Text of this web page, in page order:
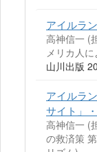
アイルラ
高神信一 (
メリカ人
山川出版
アイルラ
サイト」
高神信一 (
の救済策